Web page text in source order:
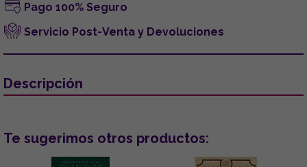
Pago 100% Seguro
Servicio Post-Venta y Devoluciones
Descripción
Te sugerimos otros productos: